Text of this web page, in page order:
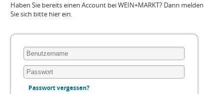
Haben Sie bereits einen Account bei WEIN+MARKT? Dann melden
Sie sich bitte hier ein.
Passwort vergessen?